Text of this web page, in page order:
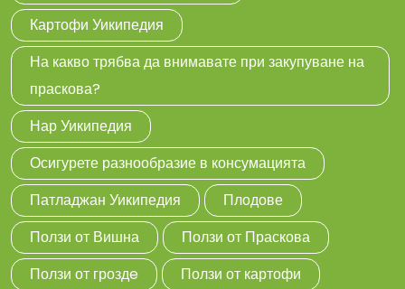
Картофи Уикипедия
На какво трябва да внимавате при закупуване на
праскова?
Нар Уикипедия
Осигурете разнообразие в консумацията
Патладжан Уикипедия
Плодове
Ползи от Вишна
Ползи от Праскова
Ползи от гроздe
Ползи от картофи